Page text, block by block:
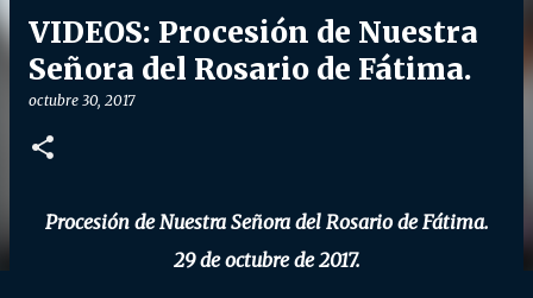
VIDEOS: Procesión de Nuestra
Señora del Rosario de Fátima.
octubre 30, 2017
Procesión de Nuestra Señora del Rosario de Fátima.
29 de octubre de 2017.